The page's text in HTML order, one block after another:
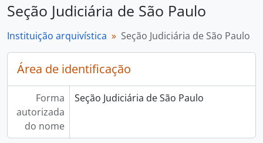
Seção Judiciária de São Paulo
Instituição arquivística Seção Judiciária de São Paulo
Área de identificação
Forma
autorizada
do nome
Seção Judiciária de São Paulo